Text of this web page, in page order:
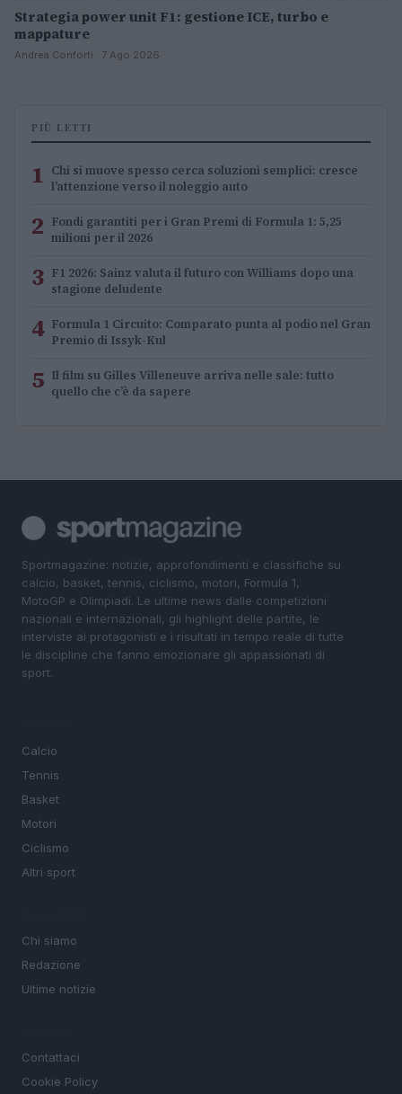
Strategia power unit F1: gestione ICE, turbo e
mappature
Andrea Conforti · 7 Ago 2026
PIÙ LETTI
1 Chi si muove spesso cerca soluzioni semplici: cresce
l’attenzione verso il noleggio auto
2 Fondi garantiti per i Gran Premi di Formula 1: 5,25
milioni per il 2026
3 F1 2026: Sainz valuta il futuro con Williams dopo una
stagione deludente
4 Formula 1 Circuito: Comparato punta al podio nel Gran
Premio di Issyk-Kul
5 Il film su Gilles Villeneuve arriva nelle sale: tutto
quello che c’è da sapere
Sportmagazine: notizie, approfondimenti e classifiche su
calcio, basket, tennis, ciclismo, motori, Formula 1,
MotoGP e Olimpiadi. Le ultime news dalle competizioni
nazionali e internazionali, gli highlight delle partite, le
interviste ai protagonisti e i risultati in tempo reale di tutte
le discipline che fanno emozionare gli appassionati di
sport.
Calcio
Tennis
Basket
Motori
Ciclismo
Altri sport
Chi siamo
Redazione
Ultime notizie
Contattaci
Cookie Policy